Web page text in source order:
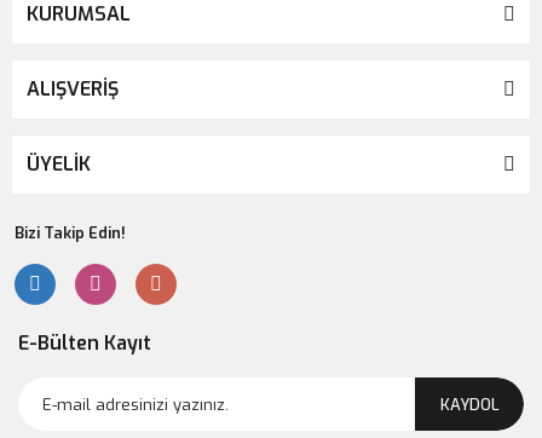
KURUMSAL
ALIŞVERİŞ
ÜYELİK
Bizi Takip Edin!
E-Bülten Kayıt
KAYDOL